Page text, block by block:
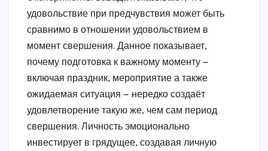
удовольствие при предчувствия может быть
сравнимо в отношении удовольствием в
момент свершения. Данное показывает,
почему подготовка к важному моменту —
включая праздник, мероприятие а также
ожидаемая ситуация — нередко создаёт
удовлетворение такую же, чем сам период
свершения. Личность эмоционально
инвестирует в грядущее, создавая личную